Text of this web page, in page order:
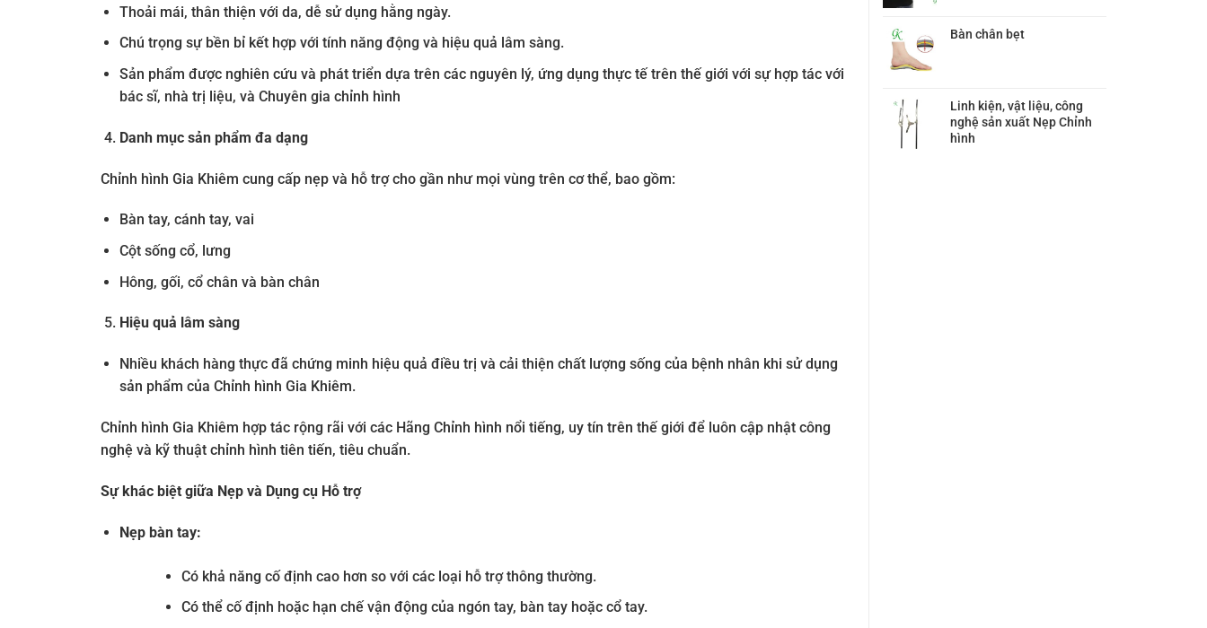
Thoải mái, thân thiện với da, dễ sử dụng hằng ngày.
Chú trọng sự bền bỉ kết hợp với tính năng động và hiệu quả lâm sàng.
Sản phẩm được nghiên cứu và phát triển dựa trên các nguyên lý, ứng dụng thực tế trên thế giới với sự hợp tác với
bác sĩ, nhà trị liệu, và Chuyên gia chỉnh hình
Danh mục sản phẩm đa dạng
Chỉnh hình Gia Khiêm cung cấp nẹp và hỗ trợ cho gần như mọi vùng trên cơ thể, bao gồm:
Bàn tay, cánh tay, vai
Cột sống cổ, lưng
Hông, gối, cổ chân và bàn chân
Hiệu quả lâm sàng
Nhiều khách hàng thực đã chứng minh hiệu quả điều trị và cải thiện chất lượng sống của bệnh nhân khi sử dụng
sản phẩm của Chỉnh hình Gia Khiêm.
Chỉnh hình Gia Khiêm hợp tác rộng rãi với các Hãng Chỉnh hình nổi tiếng, uy tín trên thế giới để luôn cập nhật công
nghệ và kỹ thuật chỉnh hình tiên tiến, tiêu chuẩn.
Sự khác biệt giữa Nẹp và Dụng cụ Hỗ trợ
Nẹp bàn tay:
Có khả năng cố định cao hơn so với các loại hỗ trợ thông thường.
Có thể cố định hoặc hạn chế vận động của ngón tay, bàn tay hoặc cổ tay.
Bàn chân bẹt
Linh kiện, vật liệu, công
nghệ sản xuất Nẹp Chỉnh
hình